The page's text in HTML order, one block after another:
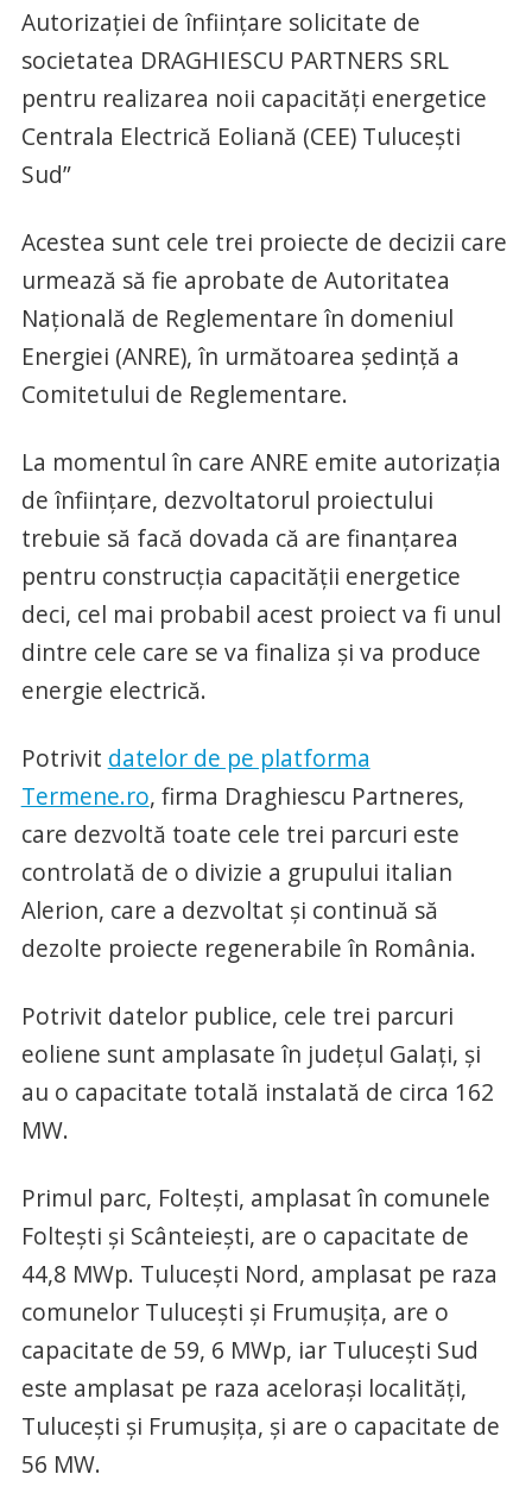
Autorizaţiei de înfiinţare solicitate de
societatea DRAGHIESCU PARTNERS SRL
pentru realizarea noii capacităţi energetice
Centrala Electrică Eoliană (CEE) Tulucești
Sud”
Acestea sunt cele trei proiecte de decizii care
urmează să fie aprobate de Autoritatea
Națională de Reglementare în domeniul
Energiei (ANRE), în următoarea ședință a
Comitetului de Reglementare.
La momentul în care ANRE emite autorizația
de înființare, dezvoltatorul proiectului
trebuie să facă dovada că are finanțarea
pentru construcția capacității energetice
deci, cel mai probabil acest proiect va fi unul
dintre cele care se va finaliza și va produce
energie electrică.
Potrivit datelor de pe platforma
Termene.ro, firma Draghiescu Partneres,
care dezvoltă toate cele trei parcuri este
controlată de o divizie a grupului italian
Alerion, care a dezvoltat și continuă să
dezolte proiecte regenerabile în România.
Potrivit datelor publice, cele trei parcuri
eoliene sunt amplasate în județul Galați, și
au o capacitate totală instalată de circa 162
MW.
Primul parc, Foltești, amplasat în comunele
Foltești și Scânteiești, are o capacitate de
44,8 MWp. Tulucești Nord, amplasat pe raza
comunelor Tulucești și Frumușița, are o
capacitate de 59, 6 MWp, iar Tulucești Sud
este amplasat pe raza acelorași localități,
Tulucești și Frumușița, și are o capacitate de
56 MW.